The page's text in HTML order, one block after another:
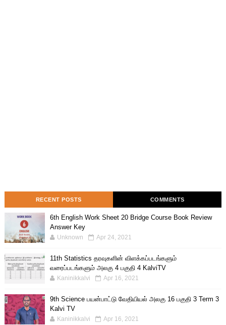
RECENT POSTS COMMENTS
6th English Work Sheet 20 Bridge Course Book Review
Answer Key
Unknown Apr 24, 2021
11th Statistics தரவுகளின் விளக்கப்படங்களும்
வரைப்படங்களும் அலகு 4 பகுதி 4 KalviTV
Kaninikkalvi Apr 16, 2021
9th Science பயன்பாட்டு வேதியியல் அலகு 16 பகுதி 3 Term 3
Kalvi TV
Kaninikkalvi Apr 16, 2021